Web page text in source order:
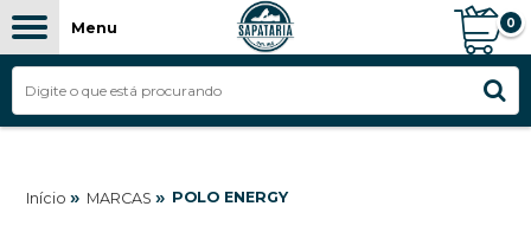
Menu 0
Início » MARCAS » POLO ENERGY